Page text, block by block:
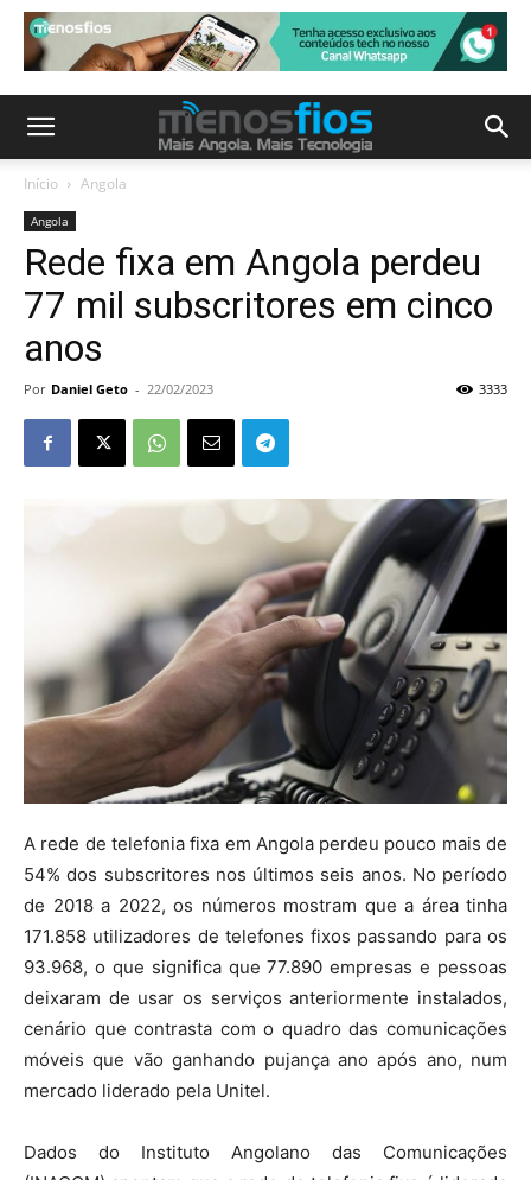
Início Angola
Angola
Rede fixa em Angola perdeu
77 mil subscritores em cinco
anos
Por Daniel Geto - 22/02/2023 3333
A rede de telefonia fixa em Angola perdeu pouco mais de
54% dos subscritores nos últimos seis anos. No período
de 2018 a 2022, os números mostram que a área tinha
171.858 utilizadores de telefones fixos passando para os
93.968, o que significa que 77.890 empresas e pessoas
deixaram de usar os serviços anteriormente instalados,
cenário que contrasta com o quadro das comunicações
móveis que vão ganhando pujança ano após ano, num
mercado liderado pela Unitel.
Dados do Instituto Angolano das Comunicações